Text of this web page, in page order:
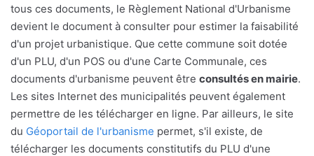
tous ces documents, le Règlement National d'Urbanisme
devient le document à consulter pour estimer la faisabilité
d'un projet urbanistique. Que cette commune soit dotée
d'un PLU, d'un POS ou d'une Carte Communale, ces
documents d'urbanisme peuvent être consultés en mairie.
Les sites Internet des municipalités peuvent également
permettre de les télécharger en ligne. Par ailleurs, le site
du Géoportail de l'urbanisme permet, s'il existe, de
télécharger les documents constitutifs du PLU d'une